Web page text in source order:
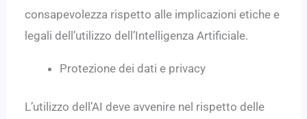
consapevolezza rispetto alle implicazioni etiche e
legali dell’utilizzo dell’Intelligenza Artificiale.
Protezione dei dati e privacy
L’utilizzo dell’AI deve avvenire nel rispetto delle